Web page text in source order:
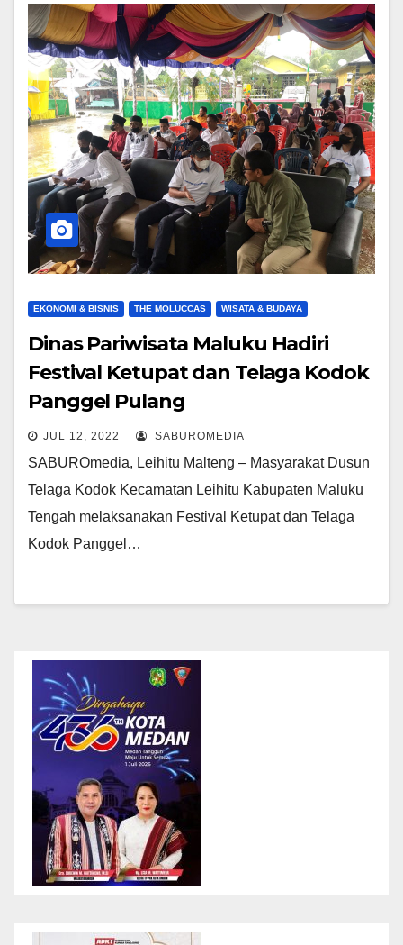
EKONOMI & BISNIS THE MOLUCCAS WISATA & BUDAYA
Dinas Pariwisata Maluku Hadiri
Festival Ketupat dan Telaga Kodok
Panggel Pulang
JUL 12, 2022 SABUROMEDIA
SABUROmedia, Leihitu Malteng – Masyarakat Dusun
Telaga Kodok Kecamatan Leihitu Kabupaten Maluku
Tengah melaksanakan Festival Ketupat dan Telaga
Kodok Panggel…